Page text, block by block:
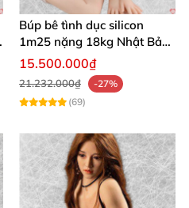
Búp bê tình dục silicon
1m25 nặng 18kg Nhật Bản
mềm mại giá tốt
15.500.000₫
21.232.000₫
-27%
(69)